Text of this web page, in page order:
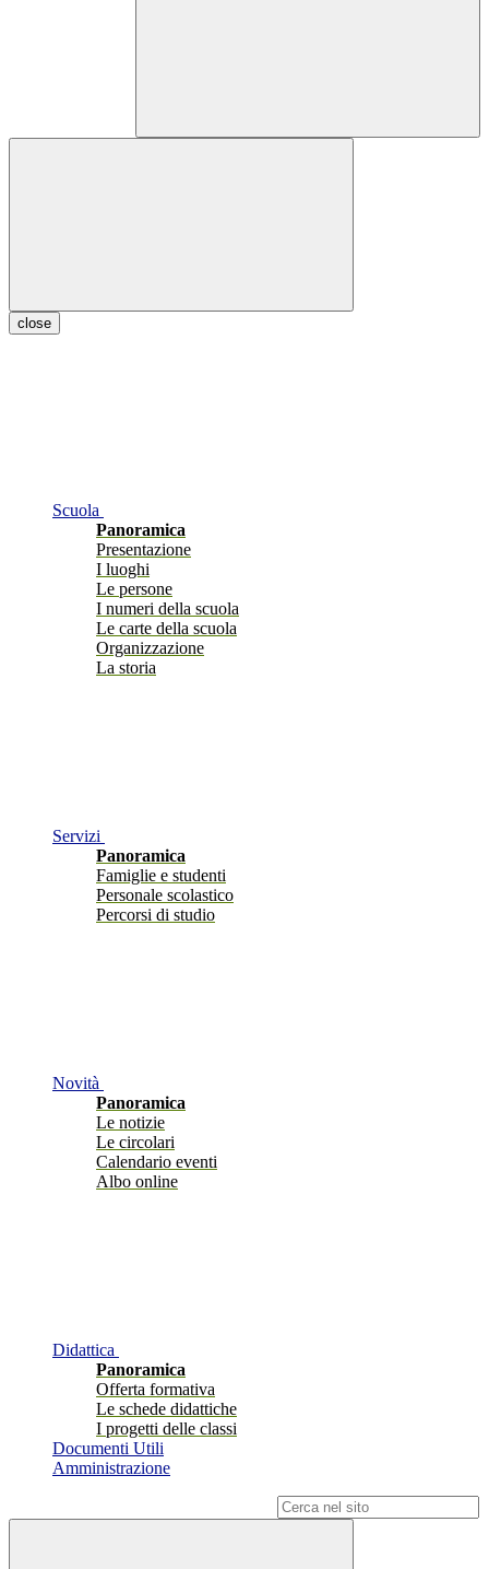
close
Scuola
Panoramica
Presentazione
I luoghi
Le persone
I numeri della scuola
Le carte della scuola
Organizzazione
La storia
Servizi
Panoramica
Famiglie e studenti
Personale scolastico
Percorsi di studio
Novità
Panoramica
Le notizie
Le circolari
Calendario eventi
Albo online
Didattica
Panoramica
Offerta formativa
Le schede didattiche
I progetti delle classi
Documenti Utili
Amministrazione